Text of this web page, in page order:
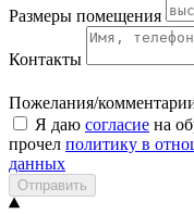
Размеры помещения
Контакты
Пожелания/
Я даю согласие на
прочел политику в
данных
Отправить